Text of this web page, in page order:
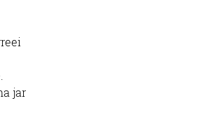
jar